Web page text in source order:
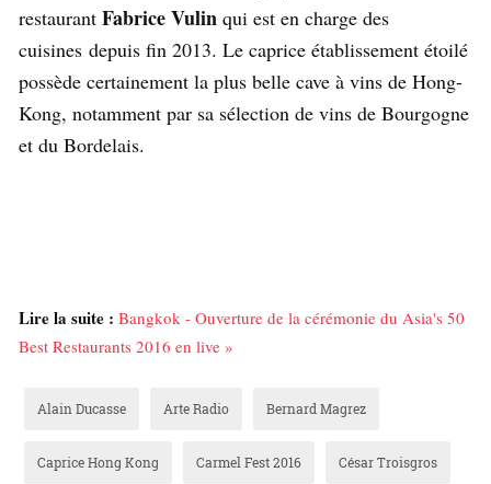
restaurant Fabrice Vulin qui est en charge des
cuisines depuis fin 2013. Le caprice établissement étoilé
possède certainement la plus belle cave à vins de Hong-
Kong, notamment par sa sélection de vins de Bourgogne
et du Bordelais.
Lire la suite : Bangkok - Ouverture de la cérémonie du Asia's 50
Best Restaurants 2016 en live »
Alain Ducasse Arte Radio Bernard Magrez
Caprice Hong Kong Carmel Fest 2016 César Troisgros